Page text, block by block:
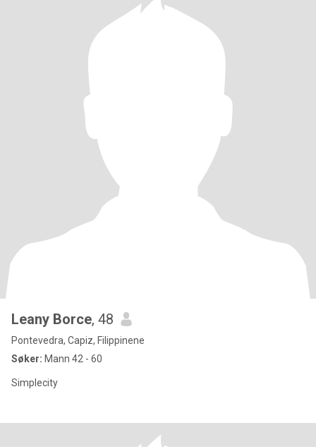
Leany Borce, 48
Pontevedra, Capiz, Filippinene
Søker: Mann 42 - 60
Simplecity